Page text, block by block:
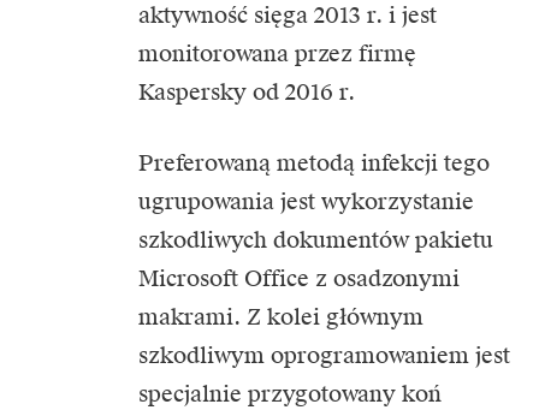
aktywność sięga 2013 r. i jest
monitorowana przez firmę
Kaspersky od 2016 r.
Preferowaną metodą infekcji tego
ugrupowania jest wykorzystanie
szkodliwych dokumentów pakietu
Microsoft Office z osadzonymi
makrami. Z kolei głównym
szkodliwym oprogramowaniem jest
specjalnie przygotowany koń